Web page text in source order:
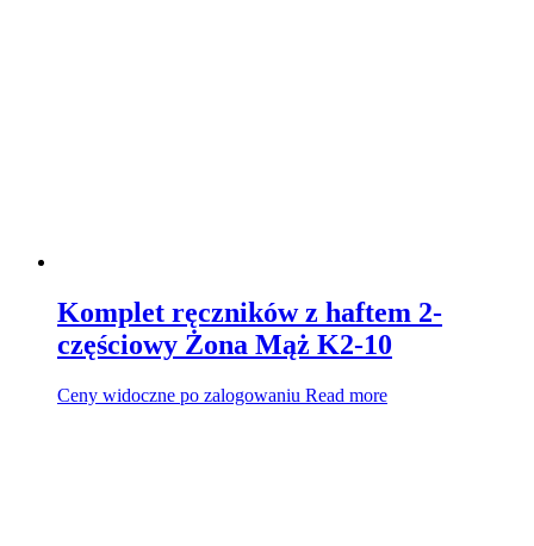
Komplet ręczników z haftem 2-
częściowy Żona Mąż K2-10
Ceny widoczne po zalogowaniu Read more